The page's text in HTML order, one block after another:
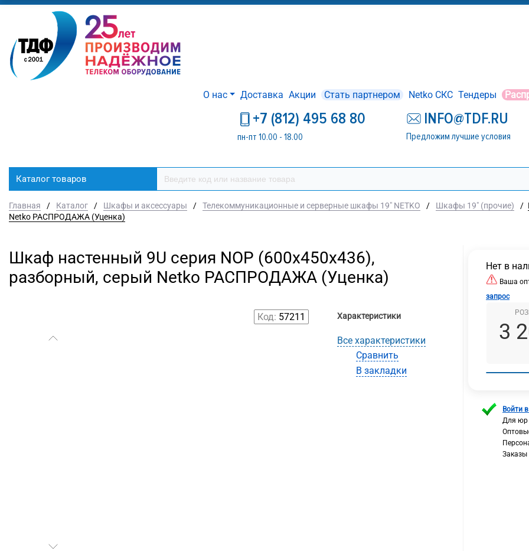
О нас Доставка Акции Стать партнером Netko СКС Тендеры
+7 (812) 495 68 80
пн-пт 10.00 - 18.00
INFO@TDF.RU
Предложим лучшие условия
Каталог товаров
Главная / Каталог / Шкафы и аксессуары / Телекоммуникационные и серверные шкафы 19" NETKO / Шкафы 19" (прочие) /
Netko РАСПРОДАЖА (Уценка)
Шкаф настенный 9U серия NOP (600х450х436),
разборный, серый Netko РАСПРОДАЖА (Уценка)
Код: 57211 Характеристики
Все характеристики
Сравнить
В закладки
Нет в
Ваша
запрос
3
Войти
Для юр